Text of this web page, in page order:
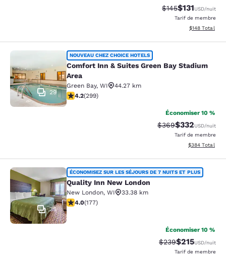
Tarif barré :
$145Tarif réduit :
$131USD/nuit
Tarif de membre
Afficher les
$148 Total
Comfort Inn & Suites Green Bay
29
NOUVEAU CHEZ CHOICE HOTELS
Comfort Inn & Suites Green Bay Stadium
Area
Green Bay, WI
44.27 km
4.19 étoiles. Très bon. 299 commentaires
4.2(299)
Économiser 10 %
Tarif barré :
$369Tarif réduit :
$332USD/nuit
Tarif de membre
Afficher les
$384 Total
Quality Inn New London
35
ÉCONOMISEZ SUR LES SÉJOURS DE 7 NUITS ET PLUS
Quality Inn New London
New London, WI
33.38 km
4.03 étoiles. Très bon. 177 commentaires
4.0(177)
Économiser 10 %
Tarif barré :
$239Tarif réduit :
$215USD/nuit
Tarif de membre